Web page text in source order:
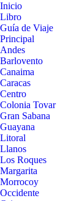
Inicio
Libro
Guía de Viaje
Principal
Andes
Barlovento
Canaima
Caracas
Centro
Colonia Tovar
Gran Sabana
Guayana
Litoral
Llanos
Los Roques
Margarita
Morrocoy
Occidente